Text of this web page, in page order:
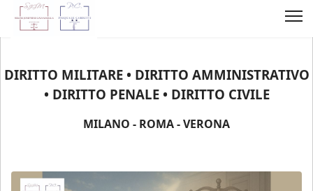
DIRITTO MILITARE • DIRITTO AMMINISTRATIVO
• DIRITTO PENALE • DIRITTO CIVILE
MILANO - ROMA - VERONA